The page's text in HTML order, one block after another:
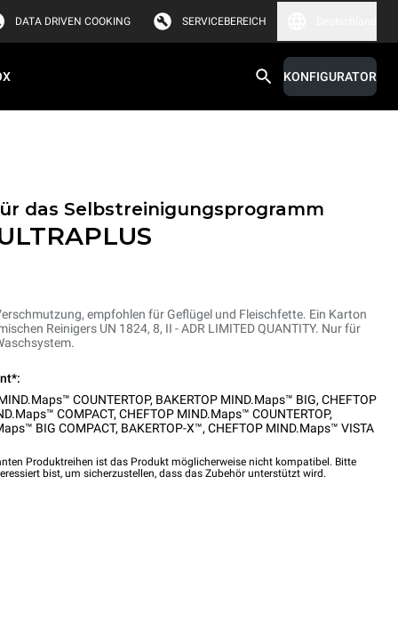
DATA DRIVEN COOKING SERVICEBEREICH
KONFIGURATOR
das Selbstreinigungsprogramm
empfohlen für Geflügel und Fleischfette. Ein Karton
Reinigers UN 1824, 8, II - ADR LIMITED QUANTITY. Nur für
COUNTERTOP, BAKERTOP MIND.Maps™ BIG, CHEFTOP
COMPACT, CHEFTOP MIND.Maps™ COUNTERTOP,
BIG COMPACT, BAKERTOP-X™, CHEFTOP MIND.Maps™ VISTA
Produktreihen ist das Produkt möglicherweise nicht kompatibel. Bitte
bist, um sicherzustellen, dass das Zubehör unterstützt wird.